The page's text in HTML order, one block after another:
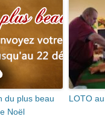
du plus beau
Noël
LOTO